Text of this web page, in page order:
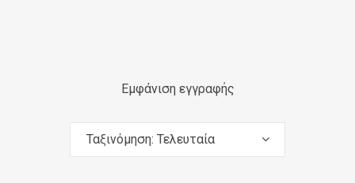
Εμφάνιση εγγραφής
Ταξινόμηση: Τελευταία